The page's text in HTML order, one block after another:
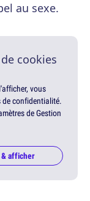
au sexe.
cookies
vous
de confidentialité.
de Gestion
afficher